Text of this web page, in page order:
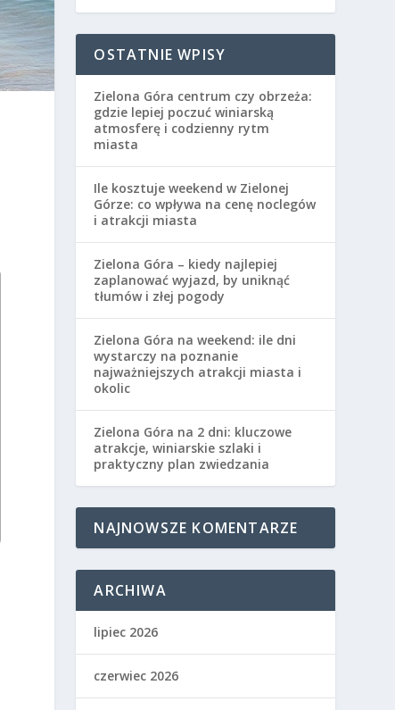
OSTATNIE WPISY
Zielona Góra centrum czy obrzeża:
gdzie lepiej poczuć winiarską
atmosferę i codzienny rytm
miasta
Ile kosztuje weekend w Zielonej
Górze: co wpływa na cenę noclegów
i atrakcji miasta
Zielona Góra – kiedy najlepiej
zaplanować wyjazd, by uniknąć
tłumów i złej pogody
Zielona Góra na weekend: ile dni
wystarczy na poznanie
najważniejszych atrakcji miasta i
okolic
Zielona Góra na 2 dni: kluczowe
atrakcje, winiarskie szlaki i
praktyczny plan zwiedzania
NAJNOWSZE KOMENTARZE
ARCHIWA
lipiec 2026
czerwiec 2026